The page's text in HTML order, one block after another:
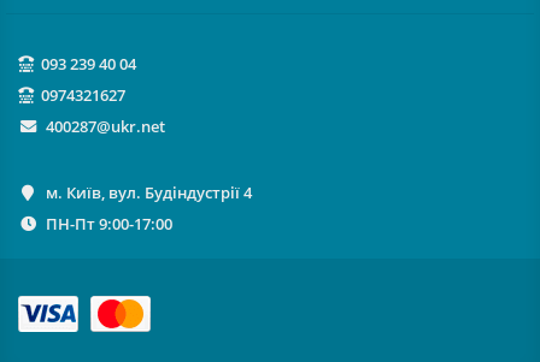
093 239 40 04
0974321627
400287@ukr.net
м. Київ, вул. Будіндустрії 4
ПН-Пт 9:00-17:00